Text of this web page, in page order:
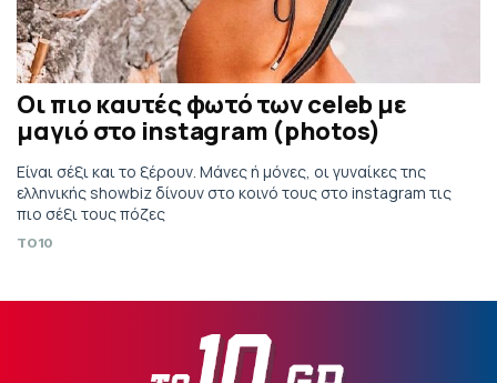
Οι πιο καυτές φωτό των celeb με
μαγιό στο instagram (photos)
Είναι σέξι και το ξέρουν. Μάνες ή μόνες, οι γυναίκες της
ελληνικής showbiz δίνουν στο κοινό τους στο instagram τις
πιο σέξι τους πόζες
TO10